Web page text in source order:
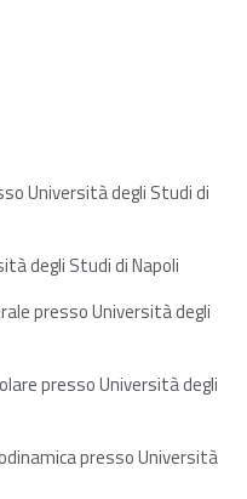
Università degli Studi di
degli Studi di Napoli
presso Università degli
presso Università degli
presso Università